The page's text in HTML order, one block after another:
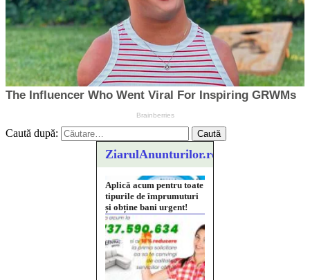
Caută după:
ZiarulAnunturilor.ro
Curatare canapele
Bucuresti. Curatare